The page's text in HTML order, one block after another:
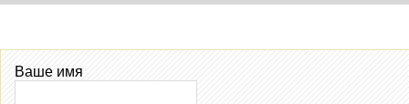
Ваше имя